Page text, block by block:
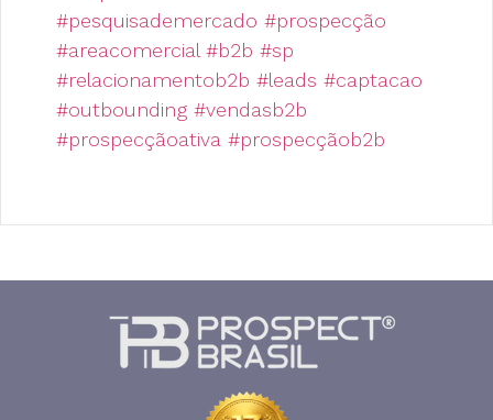
#pesquisademercado #prospecção
#areacomercial #b2b #sp
#relacionamentob2b #leads #captacao
#outbounding #vendasb2b
#prospecçãoativa #prospecçãob2b